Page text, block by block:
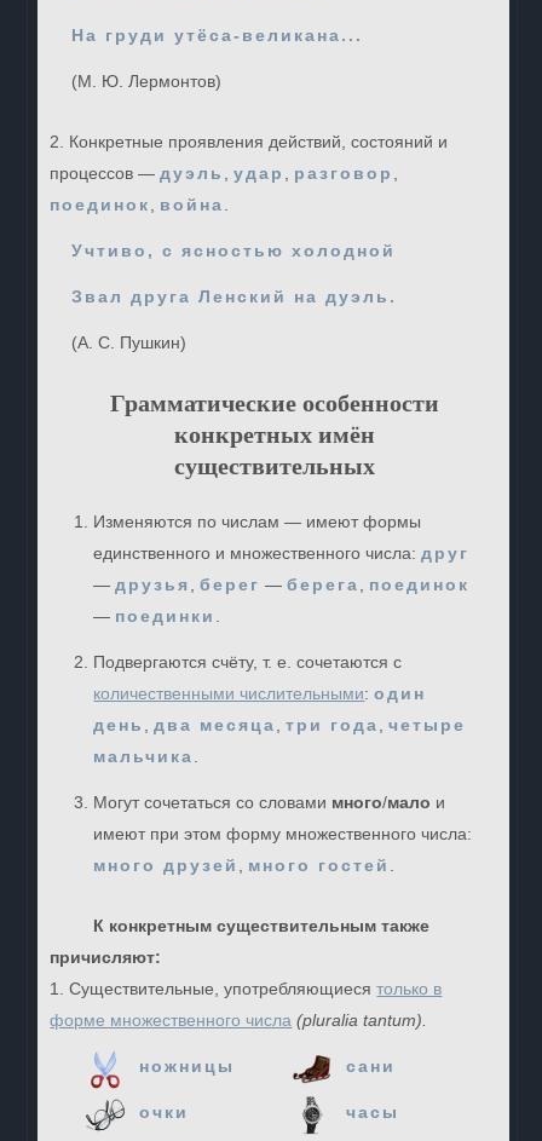
На груди утёса-великана...
(М. Ю. Лермонтов)
2. Конкретные проявления действий, состояний и
процессов —дуэль ,удар разговор
поединок
война
Учтиво, с ясностью холодной
Звал друга Ленский на дуэль.
(А. С. Пушкин)
Грамматические особенности
конкретных имён
существительных
Изменяются по числам — имеют формы
единственного и множественного числа:друг
—друзья ,берег —берега
поединок
— поединки
Подвергаются счёту, т. е. сочетаются с
количественными числительными:один
день
,два месяца ,три года ,четыре
мальчика
Могут сочетаться со словами много/мало и
имеют при этом форму множественного числа:
много друзей
много гостей
К конкретным существительным также
причисляют:
1. Существительные, употребляющиесятолько в
форме множественного числа (pluralia tantum).
ножницы
очки
сани
часы